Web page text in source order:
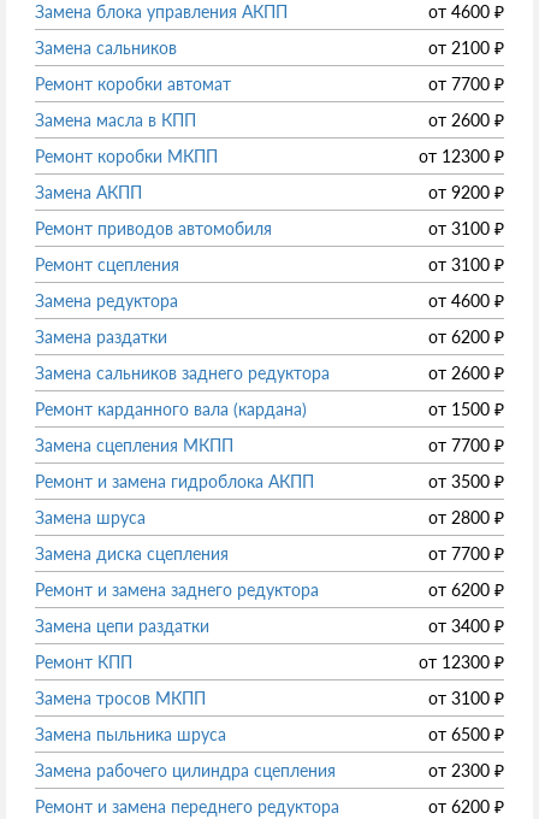
Замена блока управления АКПП
от 4600 ₽
Замена сальников
от 2100 ₽
Ремонт коробки автомат
от 7700 ₽
Замена масла в КПП
от 2600 ₽
Ремонт коробки МКПП
от 12300 ₽
Замена АКПП
от 9200 ₽
Ремонт приводов автомобиля
от 3100 ₽
Ремонт сцепления
от 3100 ₽
Замена редуктора
от 4600 ₽
Замена раздатки
от 6200 ₽
Замена сальников заднего редуктора
от 2600 ₽
Ремонт карданного вала (кардана)
от 1500 ₽
Замена сцепления МКПП
от 7700 ₽
Ремонт и замена гидроблока АКПП
от 3500 ₽
Замена шруса
от 2800 ₽
Замена диска сцепления
от 7700 ₽
Ремонт и замена заднего редуктора
от 6200 ₽
Замена цепи раздатки
от 3400 ₽
Ремонт КПП
от 12300 ₽
Замена тросов МКПП
от 3100 ₽
Замена пыльника шруса
от 6500 ₽
Замена рабочего цилиндра сцепления
от 2300 ₽
Ремонт и замена переднего редуктора
от 6200 ₽